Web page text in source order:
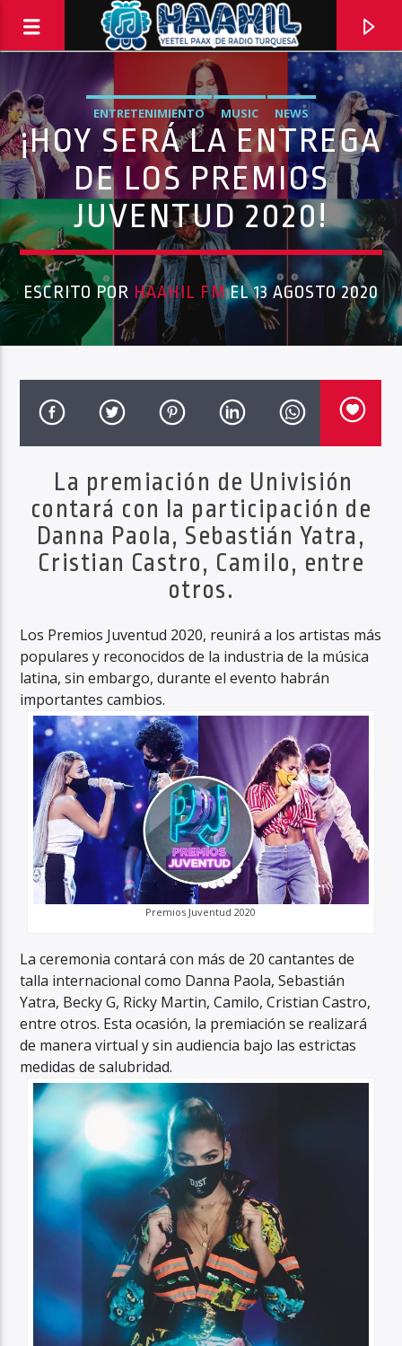
PROGRAMA ACTUAL
Haahil FM
ENTRETENIMIENTO MUSIC NEWS
¡HOY SERÁ LA ENTREGA
DE LOS PREMIOS
JUVENTUD 2020!
ESCRITO POR HAAHIL FMEL 13 AGOSTO 2020
La premiación de Univisión
contará con la participación de
Danna Paola, Sebastián Yatra,
Cristian Castro, Camilo, entre
otros.
Los Premios Juventud 2020, reunirá a los artistas más
populares y reconocidos de la industria de la música
latina, sin embargo, durante el evento habrán
importantes cambios.
Premios Juventud 2020
La ceremonia contará con más de 20 cantantes de
talla internacional como Danna Paola, Sebastián
Yatra, Becky G, Ricky Martin, Camilo, Cristian Castro,
entre otros. Esta ocasión, la premiación se realizará
de manera virtual y sin audiencia bajo las estrictas
medidas de salubridad.